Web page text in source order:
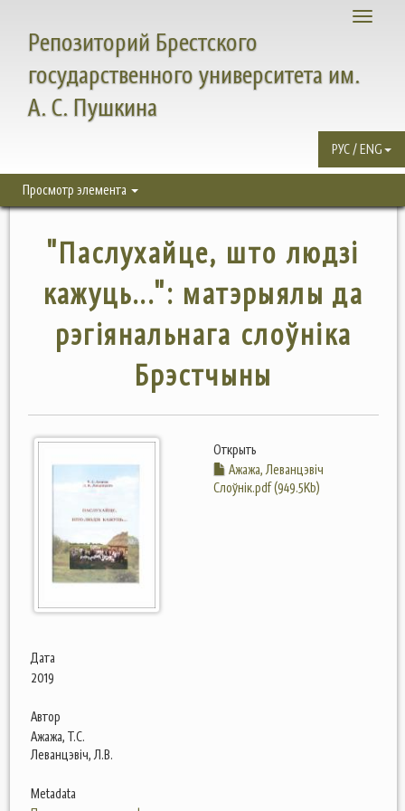
Toggle
Репозиторий Брестского
государственного университета им.
А. С. Пушкина
РУС / ENG
Просмотр элемента
"Паслухайце, што людзі
кажуць...": матэрыялы да
рэгіянальнага слоўніка
Брэстчыны
Открыть
Ажажа, Леванцэвіч
Слоўнік.pdf (949.5Kb)
Дата
2019
Автор
Ажажа, Т.С.
Леванцэвіч, Л.В.
Metadata